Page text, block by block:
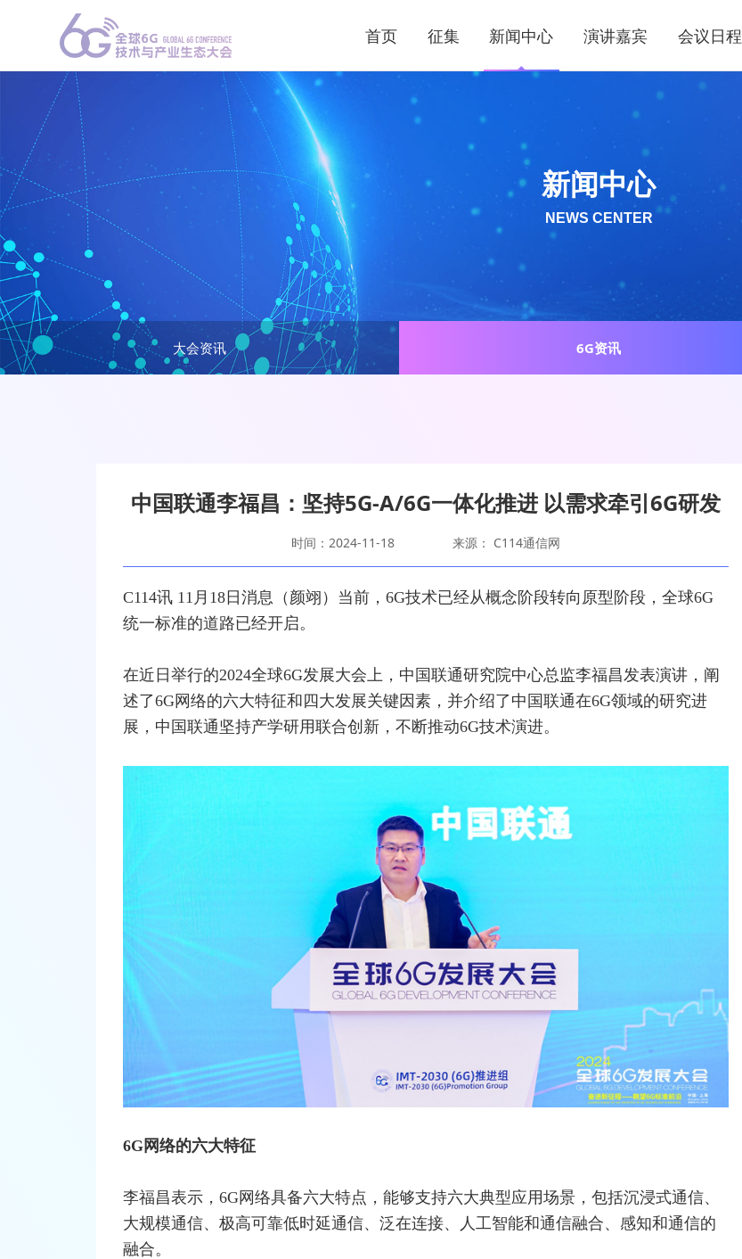
首页 征集 新闻中心 演讲嘉宾 会议日程
大会资讯 6G资讯
新闻中心
NEWS CENTER
中国联通李福昌：坚持5G-A/6G一体化推进 以需求牵引6G研发
时间：2024-11-18 来源： C114通信网
C114讯 11月18日消息（颜翊）当前， 6G技术已经从概念阶段转向原型阶段，全球6G
统一标准的道路已经开启。
在近日举行的2024全球6G发展大会上， 中国联通研究院中心总监李福昌发表演讲，阐
述了6G网络的六大特征和四大发展关键因素，并介绍了中国联通在6G领域的研究进
展，中国联通坚持产学研用联合创新，不断推动6G技术演进。
6G网络的六大特征
李福昌表示，6G网络具备六大特点，能够支持六大典型应用场景，包括沉浸式通信、
大规模通信、极高可靠低时延通信、泛在连接、人工智能和通信融合、感知和通信的
融合。